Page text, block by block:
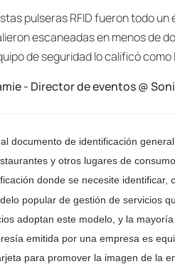
pulseras RFID fueron todo
escaneadas en menos de
de seguridad lo calificó
- Director de eventos @
documento de identificación
y otros lugares de consumo.
donde se necesite
popular de gestión de servicios
adoptan este modelo, y la
emitida por una empresa es
para promover la imagen de la